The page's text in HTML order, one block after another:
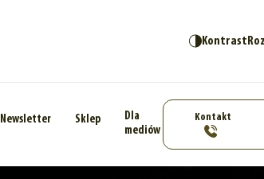
Kontrast
Newsletter Sklep
Dla
mediów
Kontakt